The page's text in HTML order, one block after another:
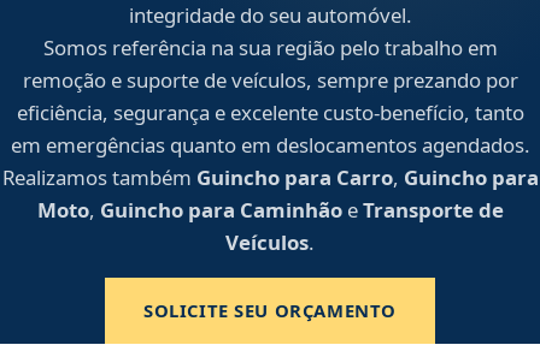
integridade do seu automóvel.
Somos referência na sua região pelo trabalho em
remoção e suporte de veículos, sempre prezando por
eficiência, segurança e excelente custo-benefício, tanto
em emergências quanto em deslocamentos agendados.
Realizamos também Guincho para Carro, Guincho para
Moto, Guincho para CaminhãoeTransporte de
Veículos.
SOLICITE SEU ORÇAMENTO